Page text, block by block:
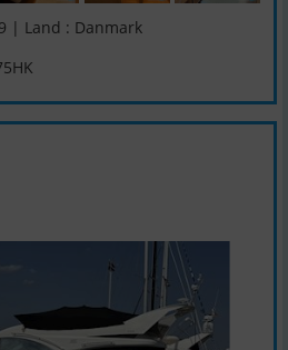
| Land : Danmark